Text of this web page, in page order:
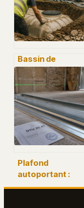
Bassin de
rétention en
maison
individuelle :
obligations
légales et
solutions
techniques
Plafond
autoportant :
portée maximale